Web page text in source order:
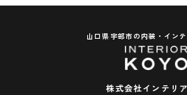
山口県宇部市の内装・イン
株式会社インテリ